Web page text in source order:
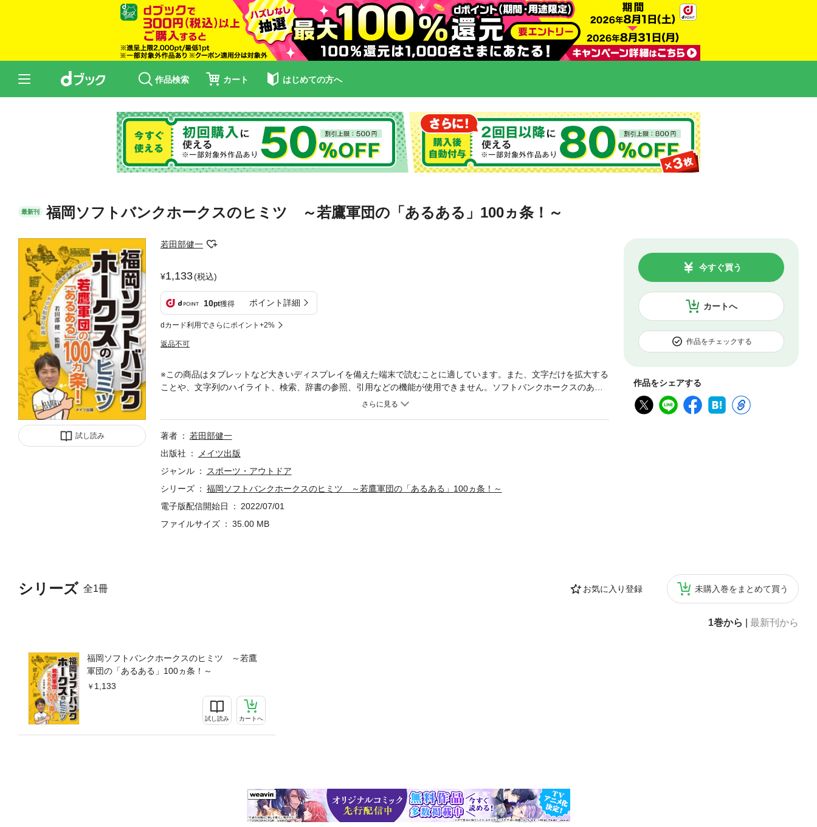
作品検索 カート はじめての方へ
最新刊 福岡ソフトバンクホークスのヒミツ ～若鷹軍団の「あるある」100ヵ条！～
試し読み
若田部健一
1,133(税込)
10pt獲得 ポイント詳細
dカード利用でさらにポイント+2%
返品不可
カートへ
今すぐ買う
作品をチェックする
作品をシェアする
シリーズ 全1冊 お気に入り登録 未購入巻をまとめて買う
1巻から 最新刊から
福岡ソフトバンクホークスのヒミツ ～若鷹
軍団の「あるある」100ヵ条！～
1,133
試し読み カートへ
※この商品はタブレットなど大きいディスプレイを備えた端末で読むことに適しています。また、文字だけを拡大する
ことや、文字列のハイライト、検索、辞書の参照、引用などの機能が使用できません。ソフトバンクホークスのある
あるネタ満載。知っているとさらにホークスの魅力がわかる様々なうんちくを集めた本。
著者
若田部健一
出版社
メイツ出版
ジャンル
スポーツ・アウトドア
シリーズ
福岡ソフトバンクホークスのヒミツ ～若鷹軍団の「あるある」100ヵ条！～
電子版配信開始日
2022/07/01
ファイルサイズ
35.00 MB